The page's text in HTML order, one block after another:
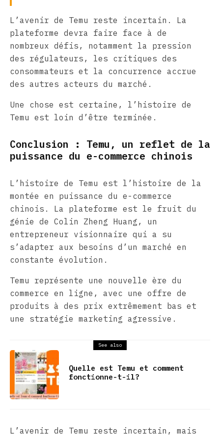
L’avenir de Temu reste incertain. La
plateforme devra faire face à de
nombreux défis, notamment la pression
des régulateurs, les critiques des
consommateurs et la concurrence accrue
des autres acteurs du marché.
Une chose est certaine, l’histoire de
Temu est loin d’être terminée.
Conclusion : Temu, un reflet de la
puissance du e-commerce chinois
L’histoire de Temu est l’histoire de la
montée en puissance du e-commerce
chinois. La plateforme est le fruit du
génie de Colin Zheng Huang, un
entrepreneur visionnaire qui a su
s’adapter aux besoins d’un marché en
constante évolution.
Temu représente une nouvelle ère du
commerce en ligne, avec une offre de
produits à des prix extrêmement bas et
une stratégie marketing agressive.
See also
Quelle est Temu et comment
fonctionne-t-il?
L’avenir de Temu reste incertain, mais